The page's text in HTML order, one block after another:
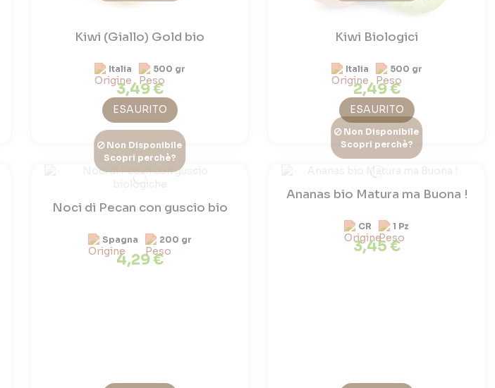
Kiwi (Giallo) Gold bio
Italia 500 gr
3,49 €
ESAURITO
Kiwi Biologici
Italia 500 gr
2,49 €
ESAURITO
Non Disponibile
Scopri perchè?
Noci di Pecan con guscio bio
Spagna 200 gr
4,29 €
Non Disponibile
Scopri perchè?
Ananas bio Matura ma Buona !
CR 1 Pz
3,45 €